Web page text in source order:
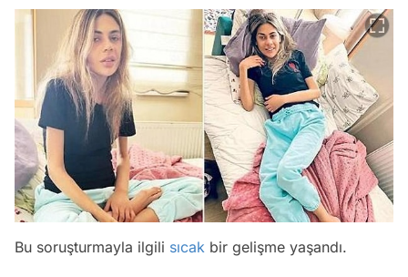
Bu soruşturmayla ilgili sıcak bir gelişme yaşandı.